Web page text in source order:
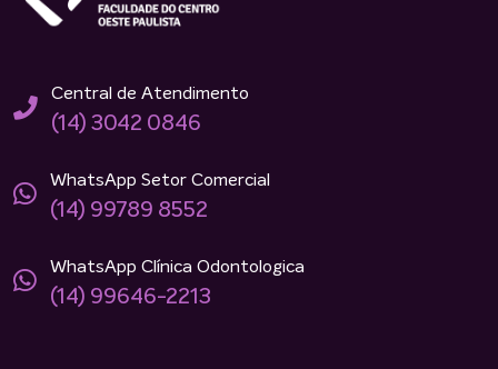
Central de Atendimento
(14) 3042 0846
WhatsApp Setor Comercial
(14) 99789 8552
WhatsApp Clínica Odontologica
(14) 99646-2213